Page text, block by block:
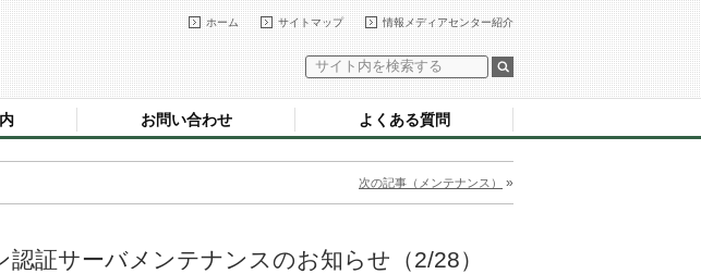
情報メディアセンター紹介
サイトマップ
ホーム
お問い合わせ よくある質問
次の記事（メンテナンス） »
認証サーバメンテナンスのお知らせ（2/28）